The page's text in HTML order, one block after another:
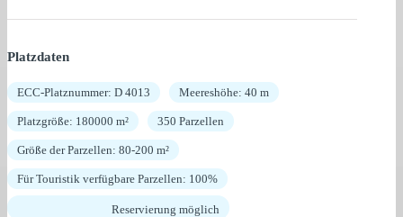
Platzdaten
ECC-Platznummer: D 4013 Meereshöhe: 40 m
Platzgröße: 180000 m² 350 Parzellen
Größe der Parzellen: 80-200 m²
Für Touristik verfügbare Parzellen: 100%
Reservierung möglich